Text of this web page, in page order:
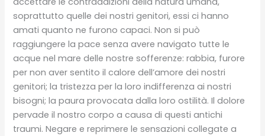
soprattutto quelle dei nostri genitori, essi ci hanno
amati quanto ne furono capaci. Non si può
raggiungere la pace senza avere navigato tutte le
acque nel mare delle nostre sofferenze: rabbia, furore
per non aver sentito il calore dell’amore dei nostri
genitori; la tristezza per la loro indifferenza ai nostri
bisogni; la paura provocata dalla loro ostilità. Il dolore
pervade il nostro corpo a causa di questi antichi
traumi. Negare e reprimere le sensazioni collegate a